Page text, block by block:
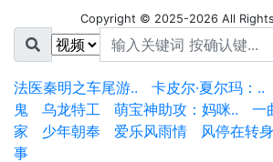
Copyright © 2025-2026 All
法医秦明之车尾游.. 卡皮尔·夏尔玛：..
鬼
乌龙特工 萌宝神助攻：妈咪.. 一
家
少年朝奉 爱乐风雨情 风停在转
事